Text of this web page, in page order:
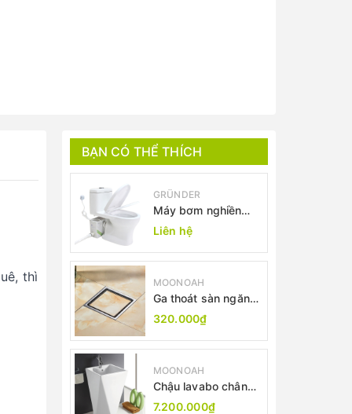
thì
BẠN CÓ THỂ THÍCH
GRÜNDER
Máy bơm nghiền
đẩy chất thải bồn
cầu- Máy xử lý chất
thải bồn cầu -Máy
Liên hệ
MOONOAH
Ga thoát sàn ngăn
mùi inox 304 MN-
T219
320.000₫
MOONOAH
Chậu lavabo chân
đứng MN-B514
7.200.000₫